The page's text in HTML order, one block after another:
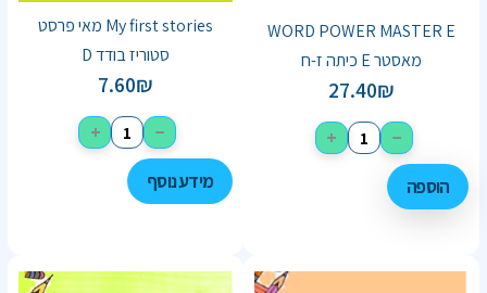
WORD POWER MASTER E
מאסטר E כיתה ז-ח
27.40₪
−
+
הוספה
My first stories מאי פרסט
סטוריז בודד D
7.60₪
−
+
מידע נוסף